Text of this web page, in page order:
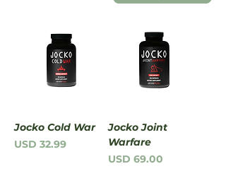
Jocko Cold War
Precio
USD 32.99
Jocko Joint
Warfare
Precio
USD 69.00